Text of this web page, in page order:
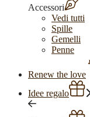
Accessori
Vedi tutti
Spille
Gemelli
Penne
Renew the love
Idee regalo